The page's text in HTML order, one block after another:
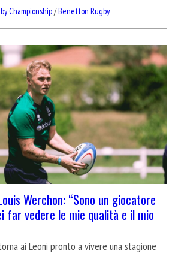
Championship/Benetton Rugby
Werchon: “Sono un giocatore
far vedere le mie qualità e il mio
ai Leoni pronto a vivere una stagione